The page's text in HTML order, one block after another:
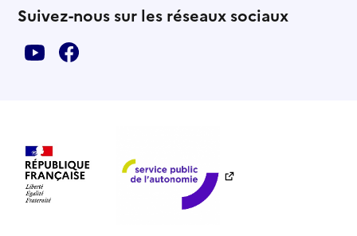
Suivez-nous sur les réseaux sociaux